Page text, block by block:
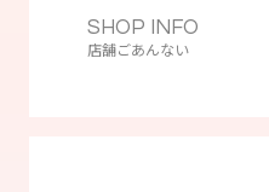
SHOP INFO
店舗ごあんない